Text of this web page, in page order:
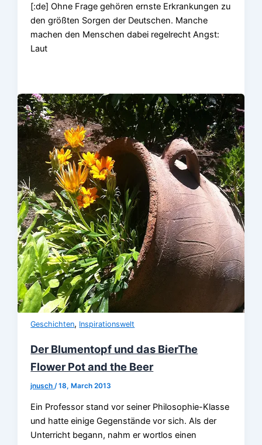
[:de] Ohne Frage gehören ernste Erkrankungen zu
den größten Sorgen der Deutschen. Manche
machen den Menschen dabei regelrecht Angst:
Laut
Geschichten, Inspirationswelt
Der Blumentopf und das BierThe
Flower Pot and the Beer
jnusch/18, March 2013
Ein Professor stand vor seiner Philosophie-Klasse
und hatte einige Gegenstände vor sich. Als der
Unterricht begann, nahm er wortlos einen